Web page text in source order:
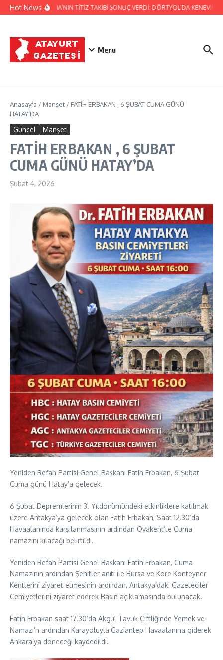
İçeriğe atla
Hot NewsJANDARMA’NIN TİTİZ TAKİBİ SONUÇ VERDİ: DÖRTYOL’DA KENEVİR
Menu
Anasayfa / Manşet / FATİH ERBAKAN , 6 ŞUBAT CUMA GÜNÜ
HATAY’DA
Güncel Manşet
FATİH ERBAKAN , 6 ŞUBAT
CUMA GÜNÜ HATAY’DA
Şubat 4, 2026
Yeniden Refah Partisi Genel Başkanı Fatih Erbakan, 6 Şubat
Cuma günü Hatay’a gelecek.
6 Şubat Depremlerinin 3. Yıldönümündeki etkinliklere katılmak
üzere Antakya’ya gelecek olan Fatih Erbakan, Saat 12.30’da
Havaalanında karşılanmasının ardından Ovakent’te Cuma
namazını kılacağı belirtildi.
Yeniden Refah Partisi Genel Başkanı Fatih Erbakan, Cuma
Namazının ardından Şehitler anıtı ile Bursa ve Kore Konteyner
Kentlerini ziyaret etmesinin ardından, Antakya’daki Gazeteciler
Cemiyetlerini ziyaret ederek Basın açıklamasında bulunacak.
Fatih Erbakan saat 17.30’da Akgül Tavuk Çiftliğinde Yemek ve
Namazı’n ardından Karayoluyla Gaziantep Havaalanına giderek
Ankara’ya döneceği kaydedildi.